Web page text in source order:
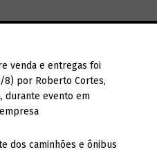
venda e entregas foi
por Roberto Cortes,
durante evento em
dos caminhões e ônibus